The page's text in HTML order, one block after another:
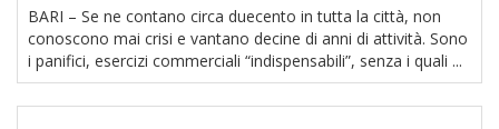
BARI – Se ne contano circa duecento in tutta la città, non
conoscono mai crisi e vantano decine di anni di attività. Sono
i panifici, esercizi commerciali “indispensabili”, senza i quali ...